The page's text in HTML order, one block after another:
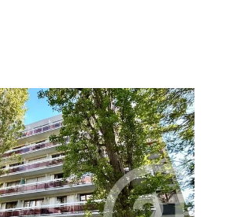
F1 à vendre
€